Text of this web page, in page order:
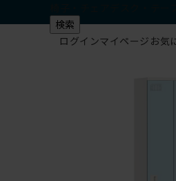
検索
ログインマイページ お気